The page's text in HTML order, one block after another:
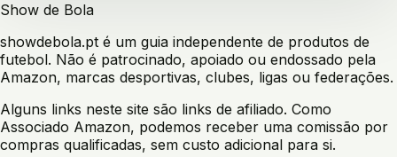
Show de Bola
showdebola.pt é um guia independente de produtos de
futebol. Não é patrocinado, apoiado ou endossado pela
Amazon, marcas desportivas, clubes, ligas ou federações.
Alguns links neste site são links de afiliado. Como
Associado Amazon, podemos receber uma comissão por
compras qualificadas, sem custo adicional para si.